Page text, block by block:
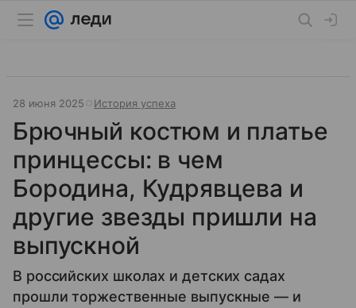
28 июня 2025 История успеха
Брючный костюм и платье
принцессы: в чем
Бородина, Кудрявцева и
другие звезды пришли на
выпускной
В российских школах и детских садах
прошли торжественные выпускные — и